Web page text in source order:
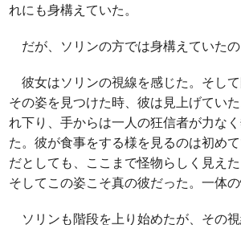
れにも身構えていた。
だが、ソリンの方では身構えていた
彼女はソリンの視線を感じた。そし
その姿を見つけた時、彼は見上げてい
れ下り、手からは一人の狂信者が力な
た。彼が食事をする様を見るのは初めて
だとしても、ここまで怪物らしく見えた
そしてこの姿こそ真の彼だった。一体の
ソリンも階段を上り始めたが、その